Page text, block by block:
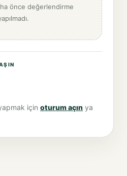
önce değerlendirme
için oturum açın ya